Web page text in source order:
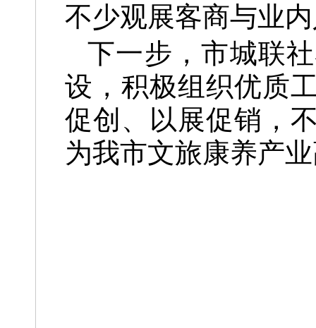
不少观展客商与业
下一步，市城联
设，积极组织优质
促创、以展促销，
为我市文旅康养产